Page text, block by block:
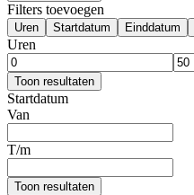
Filters toevoegen
Uren Startdatum Einddatum
Uren
Toon resultaten
Startdatum
Van
T/m
Toon resultaten